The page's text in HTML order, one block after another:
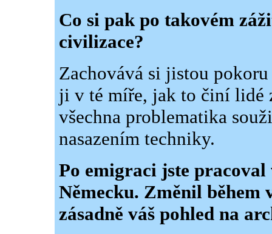
Co si pak po takovém
civilizace?
Zachovává si jistou
ji v té míře, jak to činí lidé
všechna problematika
nasazením techniky.
Po emigraci jste
Německu. Změnil během
zásadně váš pohled na